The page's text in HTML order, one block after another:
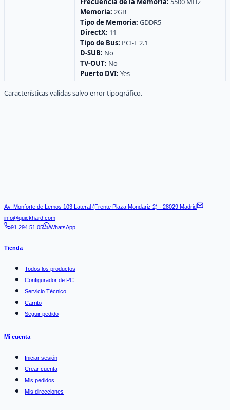
Memoria: 2GB
Tipo de Memoria: GDDR5
DirectX: 11
Tipo de Bus: PCI-E 2.1
D-SUB: No
TV-OUT: No
Puerto DVI: Yes
Características validas salvo error tipográfico.
Av. Monforte de Lemos 103 Lateral (Frente Plaza Mondariz 2) · 28029 Madrid
info@quickhard.com
91 294 51 05
WhatsApp
Tienda
Todos los productos
Configurador de PC
Servicio Técnico
Carrito
Seguir pedido
Mi cuenta
Iniciar sesión
Crear cuenta
Mis pedidos
Mis direcciones